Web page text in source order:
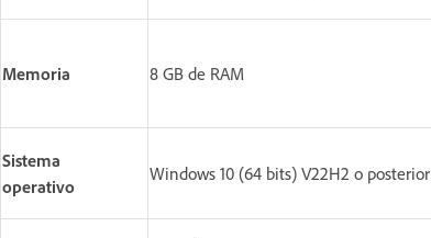
Memoria 8 GB de RAM
Sistema
operativo
Windows 10 (64 bits) V22H2 o posterior